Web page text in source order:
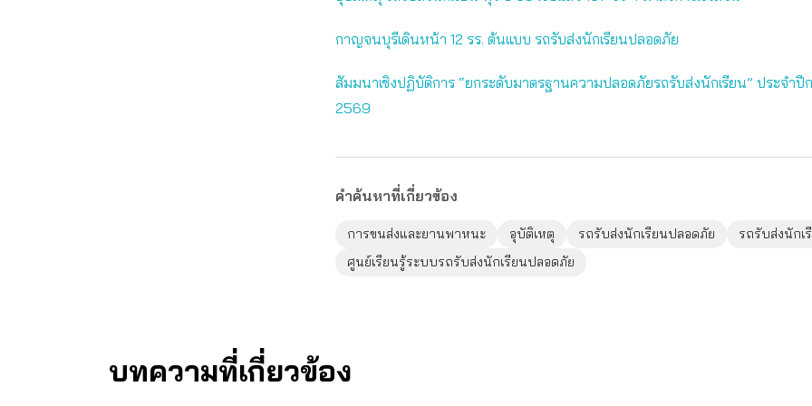
กาญจนบุรีเดินหน้า 12 รร. ต้นแบบ รถรับส่งนักเรียนปลอดภัย
สัมมนาเชิงปฏิบัติการ “ยกระดับมาตรฐานความปลอดภัยรถรับส่งนักเรียน” ประจำปี
2569
คำค้นหาที่เกี่ยวข้อง
การขนส่งและยานพาหนะ อุบัติเหตุ รถรับส่งนักเรียนปลอดภัย
รถรับส่งนักเ
ศูนย์เรียนรู้ระบบรถรับส่งนักเรียนปลอดภัย
บทความที่เกี่ยวข้อง